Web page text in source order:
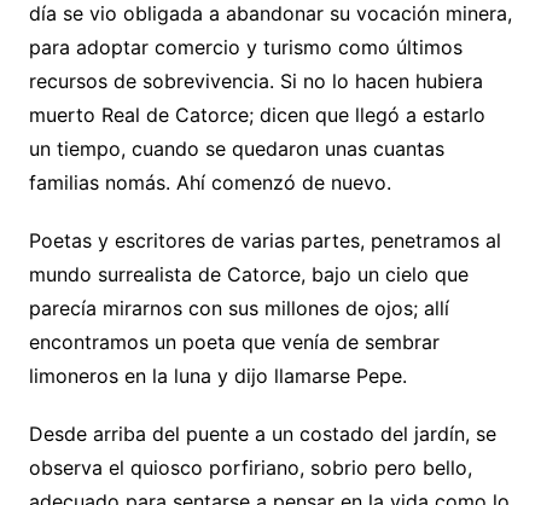
día se vio obligada a abandonar su vocación minera,
para adoptar comercio y turismo como últimos
recursos de sobrevivencia. Si no lo hacen hubiera
muerto Real de Catorce; dicen que llegó a estarlo
un tiempo, cuando se quedaron unas cuantas
familias nomás. Ahí comenzó de nuevo.
Poetas y escritores de varias partes, penetramos al
mundo surrealista de Catorce, bajo un cielo que
parecía mirarnos con sus millones de ojos; allí
encontramos un poeta que venía de sembrar
limoneros en la luna y dijo llamarse Pepe.
Desde arriba del puente a un costado del jardín, se
observa el quiosco porfiriano, sobrio pero bello,